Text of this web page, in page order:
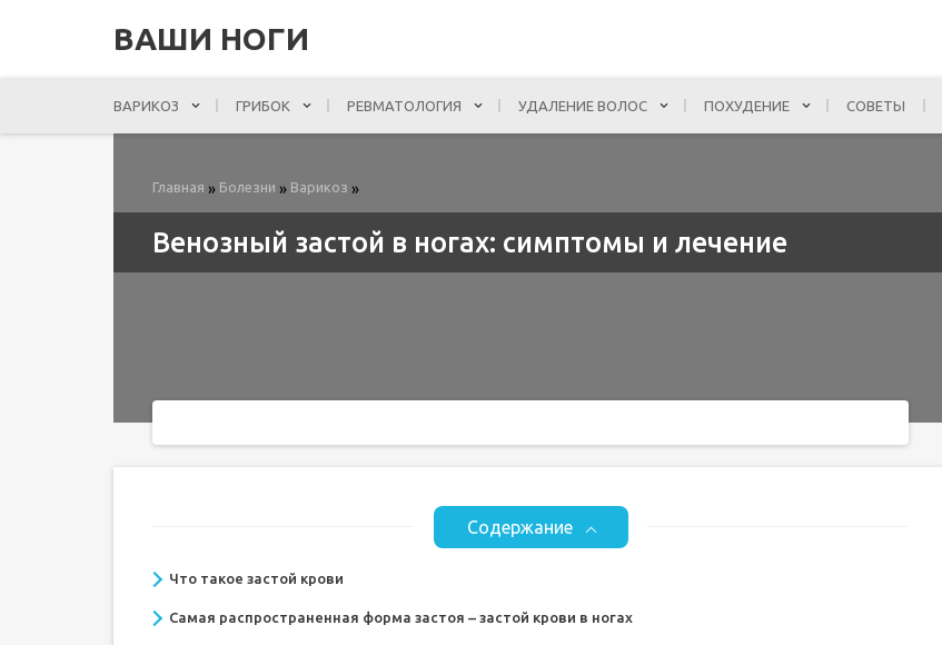
ВАШИ НОГИ
ВАРИКОЗ ГРИБОК РЕВМАТОЛОГИЯ УДАЛЕНИЕ ВОЛОС ПОХУДЕНИЕ СОВЕТЫ
Главная » Болезни » Варикоз »
Венозный застой в ногах: симптомы и лечение
Содержание
Что такое застой крови
Самая распространенная форма застоя – застой крови в ногах